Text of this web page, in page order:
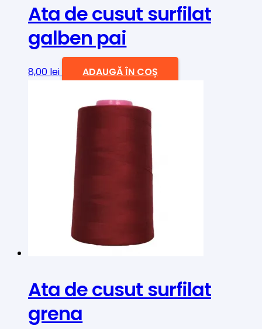
Ata de cusut surfilat
galben pai
8,00 lei ADAUGĂ ÎN COȘ
Ata de cusut surfilat
grena